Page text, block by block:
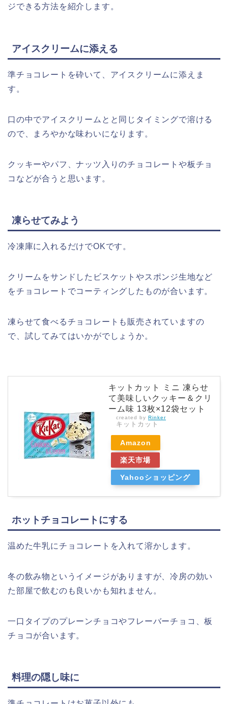
ジできる方法を紹介します。
アイスクリームに添える
準チョコレートを砕いて、アイスクリームに添えま
す。
口の中でアイスクリームとと同じタイミングで溶ける
ので、まろやかな味わいになります。
クッキーやパフ、ナッツ入りのチョコレートや板チョ
コなどが合うと思います。
凍らせてみよう
冷凍庫に入れるだけでOKです。
クリームをサンドしたビスケットやスポンジ生地など
をチョコレートでコーティングしたものが合います。
凍らせて食べるチョコレートも販売されていますの
で、試してみてはいかがでしょうか。
キットカット ミニ 凍らせ
て美味しいクッキー＆クリ
ーム味 13枚×12袋セット
created by Rinker
キットカット
Amazon
楽天市場
Yahooショッピング
ホットチョコレートにする
温めた牛乳にチョコレートを入れて溶かします。
冬の飲み物というイメージがありますが、冷房の効い
た部屋で飲むのも良いかも知れません。
一口タイプのプレーンチョコやフレーバーチョコ、板
チョコが合います。
料理の隠し味に